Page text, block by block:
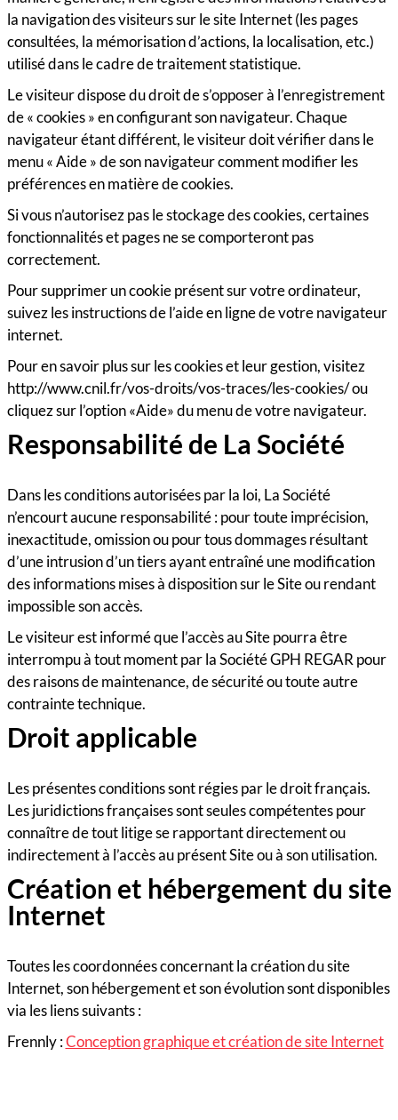
la navigation des visiteurs sur le site Internet (les pages
consultées, la mémorisation d’actions, la localisation, etc.)
utilisé dans le cadre de traitement statistique.
Le visiteur dispose du droit de s’opposer à l’enregistrement
de « cookies » en configurant son navigateur. Chaque
navigateur étant différent, le visiteur doit vérifier dans le
menu « Aide » de son navigateur comment modifier les
préférences en matière de cookies.
Si vous n’autorisez pas le stockage des cookies, certaines
fonctionnalités et pages ne se comporteront pas
correctement.
Pour supprimer un cookie présent sur votre ordinateur,
suivez les instructions de l’aide en ligne de votre navigateur
internet.
Pour en savoir plus sur les cookies et leur gestion, visitez
http://www.cnil.fr/vos-droits/vos-traces/les-cookies/ ou
cliquez sur l’option «Aide» du menu de votre navigateur.
Responsabilité de La Société
Dans les conditions autorisées par la loi, La Société
n’encourt aucune responsabilité : pour toute imprécision,
inexactitude, omission ou pour tous dommages résultant
d’une intrusion d’un tiers ayant entraîné une modification
des informations mises à disposition sur le Site ou rendant
impossible son accès.
Le visiteur est informé que l’accès au Site pourra être
interrompu à tout moment par la Société GPH REGAR pour
des raisons de maintenance, de sécurité ou toute autre
contrainte technique.
Droit applicable
Les présentes conditions sont régies par le droit français.
Les juridictions françaises sont seules compétentes pour
connaître de tout litige se rapportant directement ou
indirectement à l’accès au présent Site ou à son utilisation.
Création et hébergement du site
Internet
Toutes les coordonnées concernant la création du site
Internet, son hébergement et son évolution sont disponibles
via les liens suivants :
Frennly :Conception graphique et création de site Internet